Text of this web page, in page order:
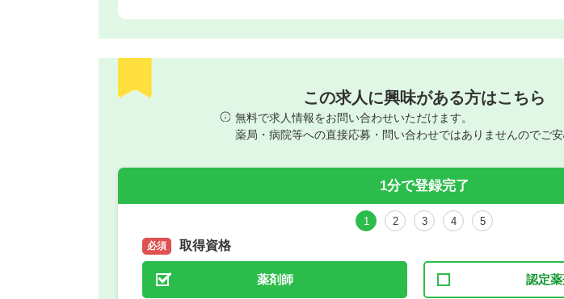
この求人に興味がある方はこちら
無料で求人情報をお問い合わせいただけます。
薬局・病院等への直接応募・問い合わせではありませんのでご安
1分で登録完了
1 2 3 4 5
必須 取得資格
薬剤師 認定